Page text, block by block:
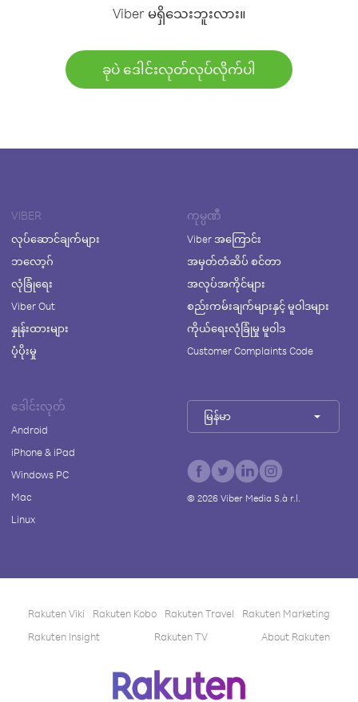
Viber မရှိသေးဘူးလား။
ခုပဲ ဒေါင်းလုတ်လုပ်လိုက်ပါ
VIBER
လုပ်ဆောင်ချက်များ
ဘလော့ဂ်
လုံခြုံရေး
Viber Out
နှုန်းထားများ
ပံ့ပိုးမှု
ကုမ္ပဏီ
Viber အကြောင်း
အမှတ်တံဆိပ် စင်တာ
အလုပ်အကိုင်များ
စည်းကမ်းချက်များနှင့် မူဝါဒများ
ကိုယ်ရေးလုံခြုံမှု မူဝါဒ
Customer Complaints Code
ဒေါင်းလုတ်
Android
iPhone & iPad
Windows PC
Mac
Linux
မြန်မာ
© 2026Viber Media S.à r.l.
Rakuten Viki Rakuten Kobo Rakuten Travel
Rakuten Marketing
Rakuten Insight
Rakuten TV About Rakuten